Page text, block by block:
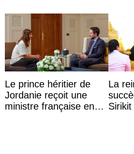
Le prince héritier de
Jordanie reçoit une
ministre française en
La